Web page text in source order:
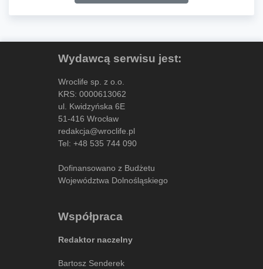
Wydawcą serwisu jest:
Wroclife sp. z o.o.
KRS: 0000613062
ul. Kwidzyńska 6E
51-416 Wrocław
redakcja@wroclife.pl
Tel: +48 535 744 090
Dofinansowano z Budżetu
Województwa Dolnośląskiego
Współpraca
Redaktor naczelny
Bartosz Senderek